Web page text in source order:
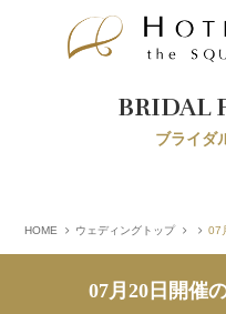
BRIDAL
ブライダ
HOME ウェディングトップ 07
07月20日開催